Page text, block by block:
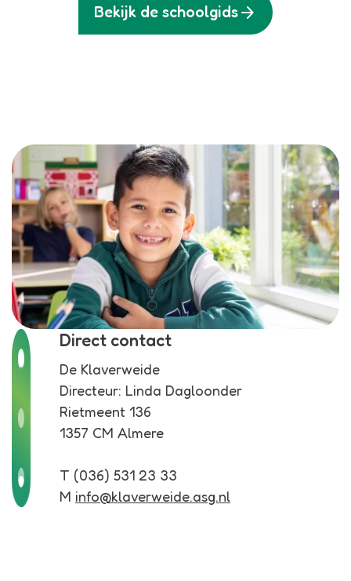
Bekijk de schoolgidsarrow_forward
Direct contact
De Klaverweide
Directeur: Linda Dagloonder
Rietmeent 136
1357 CM Almere
T (036) 531 23 33
M info@klaverweide.asg.nl